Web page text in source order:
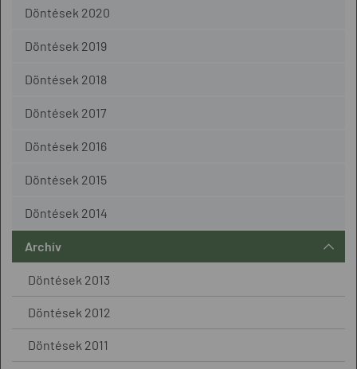
Döntések 2020
Döntések 2019
Döntések 2018
Döntések 2017
Döntések 2016
Döntések 2015
Döntések 2014
Archív
Döntések 2013
Döntések 2012
Döntések 2011